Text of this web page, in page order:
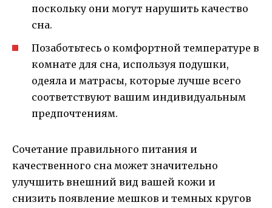
поскольку они могут нарушить качество
сна.
Позаботьтесь о комфортной температуре в
комнате для сна, используя подушки,
одеяла и матрасы, которые лучше всего
соответствуют вашим индивидуальным
предпочтениям.
Сочетание правильного питания и
качественного сна может значительно
улучшить внешний вид вашей кожи и
снизить появление мешков и темных кругов